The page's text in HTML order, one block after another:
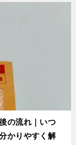
の流れ｜いつ
かりやすく解